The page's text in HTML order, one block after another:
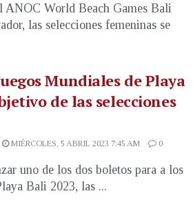
ANOC World Beach Games Bali
las selecciones femeninas se
Mundiales de Playa
de las selecciones
MIÉRCOLES, 5 ABRIL 2023 7:45 AM 0
uno de los dos boletos para a los
Bali 2023, las ...